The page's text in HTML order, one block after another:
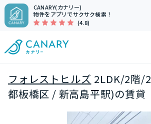
CANARY(カナリー)
物件をアプリでサクサク検索！
(4.8)
フォレストヒルズ 2LDK/2階/
都板橋区 / 新高島平駅)の賃貸